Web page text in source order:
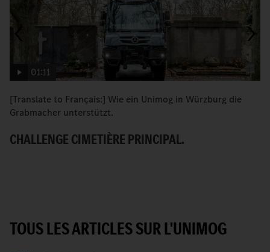
01:11
[Translate to Français:] Wie ein Unimog in Würzburg die
Grabmacher unterstützt.
CHALLENGE CIMETIÈRE PRINCIPAL.
TOUS LES ARTICLES SUR L'UNIMOG